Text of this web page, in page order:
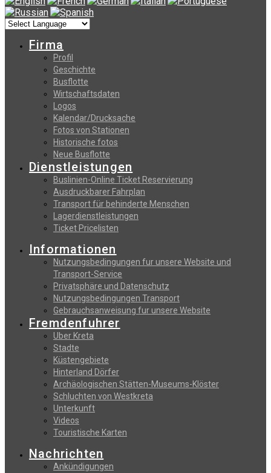
Firma
Profil
Geschichte
Busflotte
Wirtschaftsdaten
Logos
Kalendar/Drucksache
Fotos von Stationen
Historische fotos
Neue Busflotte
Dienstleistungen
Buslinien-Online Ticket Reservierung
Αusdruckbarer Fahrplan
Transport für behinderte Menschen
Lagerdienstleistungen
Ticket Pricelisten
Informationen
Nutzungsbedingungen fur unsere Website und
Transport-Service
Privatsphäre und Datenschutz
Nutzungsbedingungen Transport
Gebrauchsanweisung fur unsere Website
Fremdenfuhrer
Uber Kreta
Stadte
Küstengebiete
Hinterland Dörfer
Archäologischen Stätten-Museums-Klöster
Schluchten von Westkreta
Unterkunft
Videos
Touristische Karten
Nachrichten
Ankündigungen